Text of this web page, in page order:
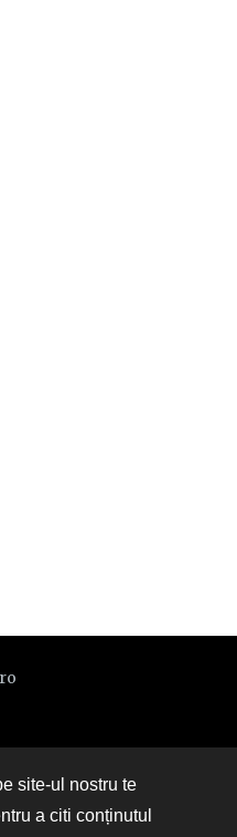
site-ul nostru te
a citi conținutul